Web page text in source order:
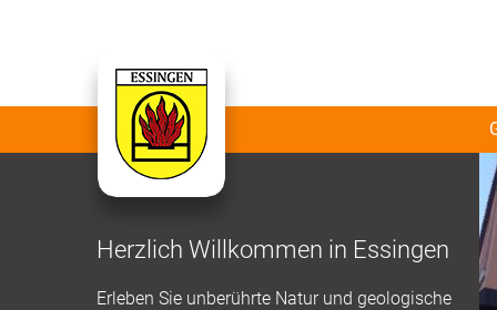
Herzlich Willkommen in Essingen
Erleben Sie unberührte Natur und geologische